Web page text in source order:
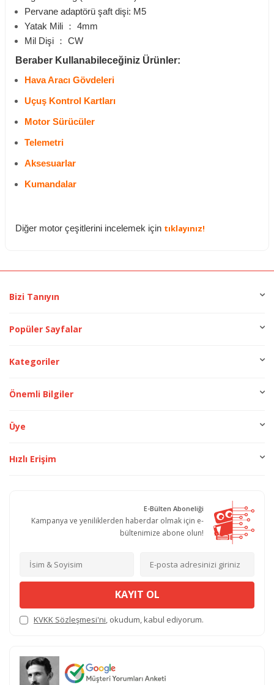
Pervane adaptörü şaft dişi: M5
Yatak Mili
：
4mm
Mil Dişi
： CW
Beraber Kullanabileceğiniz Ürünler:
Hava Aracı Gövdeleri
Uçuş Kontrol Kartları
Motor Sürücüler
Telemetri
Aksesuarlar
Kumandalar
Diğer motor çeşitlerini incelemek için tıklayınız!
Bizi Tanıyın
Popüler Sayfalar
Kategoriler
Önemli Bilgiler
Üye
Hızlı Erişim
E-Bülten Aboneliği
Kampanya ve yeniliklerden haberdar olmak için e-
bültenimize abone olun!
KAYIT OL
KVKK Sözleşmesi'ni , okudum, kabul ediyorum.